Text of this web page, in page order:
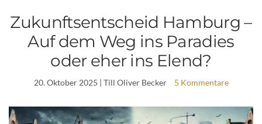
Zukunftsentscheid Hamburg –
Auf dem Weg ins Paradies
oder eher ins Elend?
20. Oktober 2025 | Till Oliver Becker 5 Kommentare